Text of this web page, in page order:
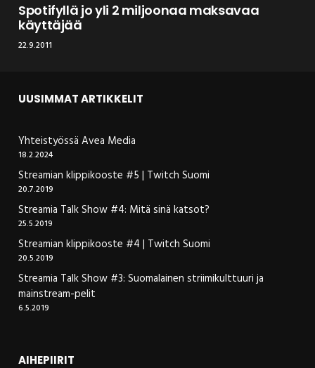
Spotifyllä jo yli 2 miljoonaa maksavaa
käyttäjää
22.9.2011
UUSIMMAT ARTIKKELIT
Yhteistyössä Avea Media
18.2.2024
Streamian klippikooste #5 | Twitch Suomi
20.7.2019
Streamia Talk Show #4: Mitä sinä katsot?
25.5.2019
Streamian klippikooste #4 | Twitch Suomi
20.5.2019
Streamia Talk Show #3: Suomalainen striimikulttuuri ja
mainstream-pelit
6.5.2019
AIHEPIIRIT